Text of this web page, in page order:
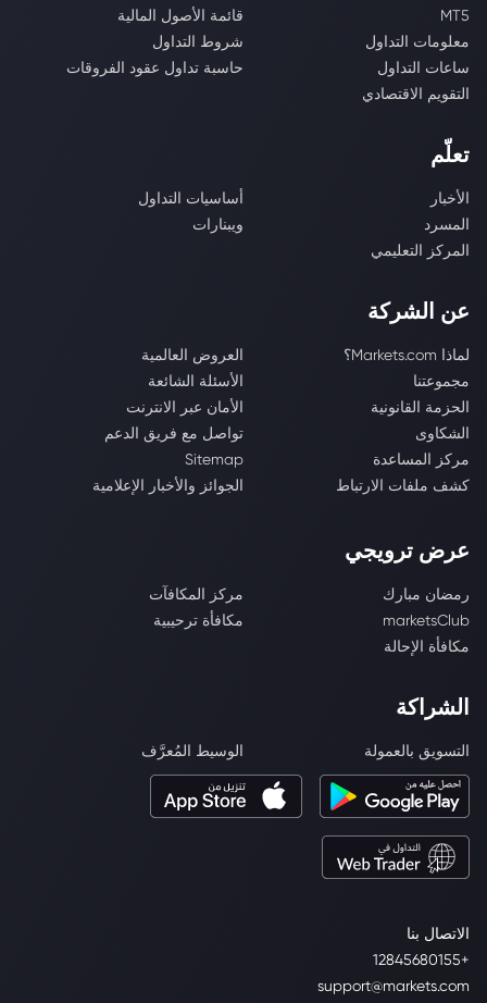
الاتصال بنا
+12845680155
support@markets.com
MT5
قائمة الأصول المالية
معلومات التداول
شروط التداول
ساعات التداول
حاسبة تداول عقود الفروقات
التقويم الاقتصادي
تعلّم
الأخبار
أساسيات التداول
المسرد
ويبنارات
المركز التعليمي
عن الشركة
لماذا Markets.com؟
العروض العالمية
مجموعتنا
الأسئلة الشائعة
الحزمة القانونية
الأمان عبر الانترنت
الشكاوى
تواصل مع فريق الدعم
مركز المساعدة
Sitemap
كشف ملفات الارتباط
الجوائز والأخبار الإعلامية
عرض ترويجي
رمضان مبارك
مركز المكافآت
marketsClub
مكافأة ترحيبية
مكافأة الإحالة
الشراكة
التسويق بالعمولة الوسيط المُعرَّف